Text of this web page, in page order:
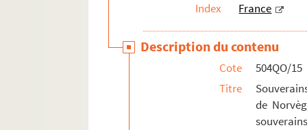
Index
France
Description du contenu
Cote
504QO/15
Titre
de